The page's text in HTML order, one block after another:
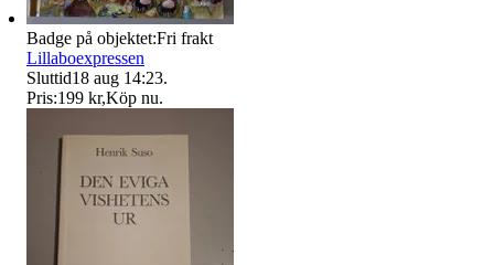
Badge på objektet:Fri frakt
Lillaboexpressen
Sluttid18 aug 14:23.
Pris:199 kr,Köp nu.